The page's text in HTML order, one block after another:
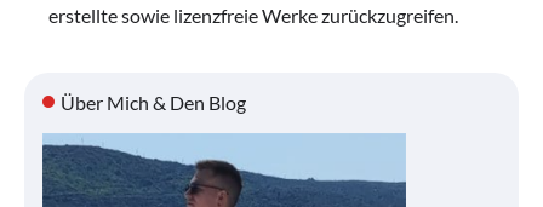
erstellte sowie lizenzfreie Werke zurückzugreifen.
Über Mich & Den Blog